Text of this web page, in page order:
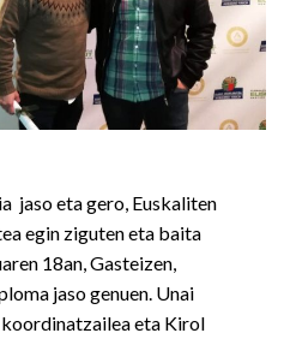
jaso eta gero, Euskaliten
egin ziguten eta baita
18an, Gasteizen,
jaso genuen. Unai
eta Kirol